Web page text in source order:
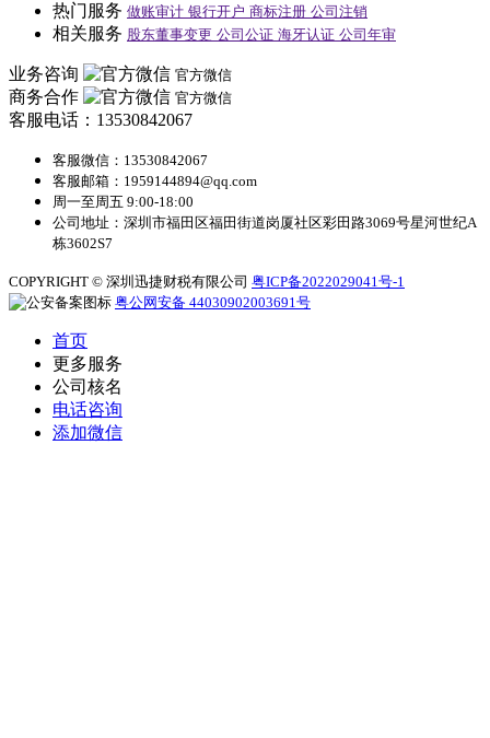
热门服务 做账审计 银行开户 商标注册 公司注销
相关服务 股东董事变更 公司公证 海牙认证 公司年审
业务咨询 官方微信
商务合作 官方微信
客服电话：13530842067
客服微信：13530842067
客服邮箱：1959144894@qq.com
周一至周五 9:00-18:00
公司地址：深圳市福田区福田街道岗厦社区彩田路3069号星河世纪A
栋3602S7
COPYRIGHT © 深圳迅捷财税有限公司 粤ICP备2022029041号-1
粤公网安备 44030902003691号
首页
更多服务
公司核名
电话咨询
添加微信